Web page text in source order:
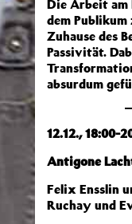
Die Arbeit am
dem
Zuhause des
Passivität.
absurdum
12.12.,18:00-
Antigone
Felix Ensslin
Ruchay und